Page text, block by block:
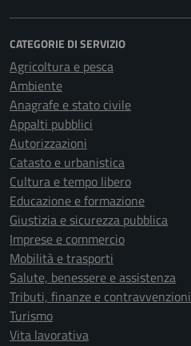
CATEGORIE DI SERVIZIO
Agricoltura e pesca
Ambiente
Anagrafe e stato civile
Appalti pubblici
Autorizzazioni
Catasto e urbanistica
Cultura e tempo libero
Educazione e formazione
Giustizia e sicurezza pubblica
Imprese e commercio
Mobilità e trasporti
Salute, benessere e assistenza
Tributi, finanze e contravvenzioni
Turismo
Vita lavorativa